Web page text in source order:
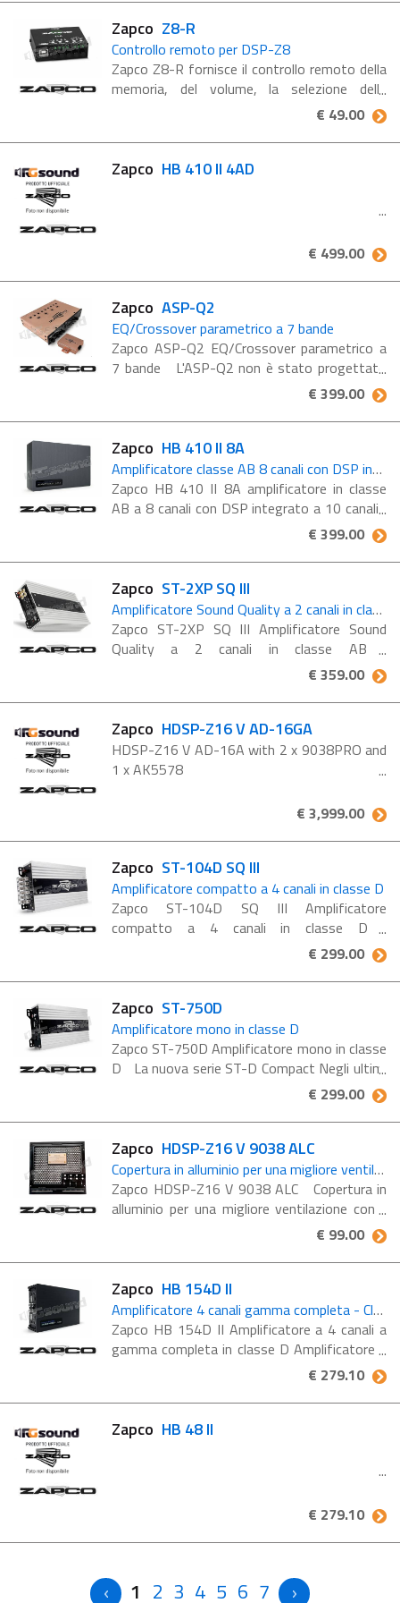
Zapco Z8-R
Controllo remoto per DSP-Z8
Zapco Z8-R fornisce il controllo remoto della
memoria, del volume, la selezione della
sorgente dello Zapco DSp-Z8 aggiungendo la
porta USB così da collegare il pc e fare la
messa a punto dal sedile ...
€ 49.00
Zapco HB 410 II 4AD
€ 499.00
Zapco ASP-Q2
EQ/Crossover parametrico a 7 bande
Zapco ASP-Q2 EQ/Crossover parametrico a
7 bande L'ASP-Q2 non è stato progettato
per essere un “accessorio” per il cruscotto. È
€ 399.00
Zapco HB 410 II 8A
Amplificatore classe AB 8 canali con DSP integrato 10 canali
Zapco HB 410 II 8A amplificatore in classe
AB a 8 canali con DSP integrato a 10 canali
L’HB 410 II 8A è un DSP a 10 canali con
€ 399.00
Zapco ST-2XP SQ III
Amplificatore Sound Quality a 2 canali in classe AB
Zapco ST-2XP SQ III Amplificatore Sound
Quality a 2 canali in classe AB
Caratteristiche ST-2XP SQ III 2 canali,
gamma completa, classe A/B RCA a pannello
stile Tiffany Ingressi ...
€ 359.00
Zapco HDSP-Z16 V AD-16GA
HDSP-Z16 V AD-16A with 2 x 9038PRO and
1 x AK5578
€ 3,999.00
Zapco ST-104D SQ III
Amplificatore compatto a 4 canali in classe D
Zapco ST-104D SQ III Amplificatore
compatto a 4 canali in classe D
Caratteristiche ST-104D SQ III 4 canali,
gamma completa, classe D Ingressi RCA e a
livello di diffusori Controllo ...
€ 299.00
Zapco ST-750D
Amplificatore mono in classe D
Zapco ST-750D Amplificatore mono in classe
D La nuova serie ST-D Compact Negli ultimi
anni Zapco ha introdotto più di un
amplificatore SQ Competition di fascia alta,
oltre ad ...
€ 299.00
Zapco HDSP-Z16 V 9038 ALC
Copertura in alluminio per una migliore ventilazione
Zapco HDSP-Z16 V 9038 ALC Copertura in
alluminio per una migliore ventilazione con il
€ 99.00
Zapco HB 154D II
Amplificatore 4 canali gamma completa - Classe D
Zapco HB 154D II Amplificatore a 4 canali a
gamma completa in classe D Amplificatore a
4 canali a gamma completa in classe D.
Dotato di ingressi RCA e a livello di diffusori.
Controllo del guadagno ...
€ 279.10
Zapco HB 48 II
€ 279.10
1 2 3 4 5 6 7